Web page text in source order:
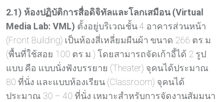
2.1) ห้องปฏิบัติการสื่อดิจิทัลและโลกเสมือน (Virtual
Media Lab: VML) ตั้งอยู่บริเวณชั้น 4 อาคารส่วนหน้า
(Front Building) เป็นห้องสี่เหลี่ยมผืนผ้า ขนาด 266 ตร.ม.
(พื้นที่ใช้สอย 100 ตร.ม.) โดยสามารถจัดเก้าอี้ได้ 2 รูป
แบบ คือ แบบนั่งฟังบรรยาย (Theater) จุคนได้ประมาณ
80 ที่นั่ง และแบบห้องเรียน (Classroom) จุคนได้
ประมาณ 30 – 40 ที่นั่ง เหมาะสำหรับการจัดงานสัมมนา